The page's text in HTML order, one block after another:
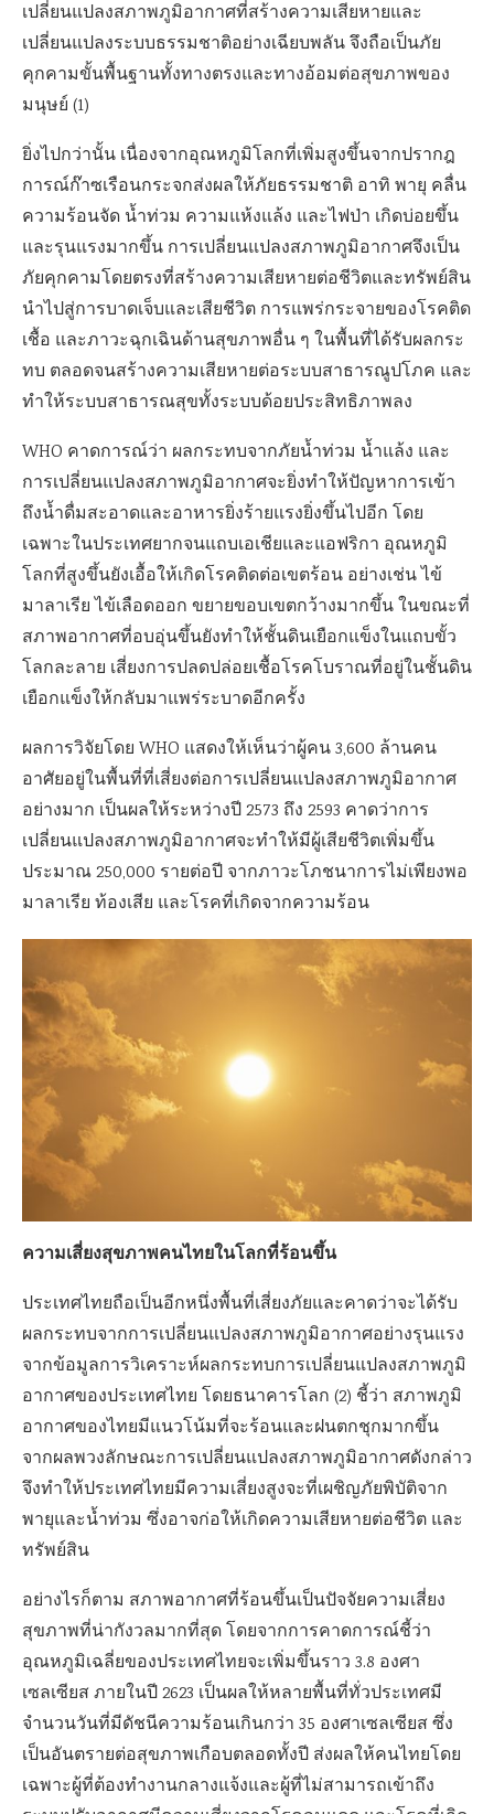
เปลี่ยนแปลงสภาพภูมิอากาศที่สร้างความเสียหายและ
เปลี่ยนแปลงระบบธรรมชาติอย่างเฉียบพลัน จึงถือเป็นภัย
คุกคามขั้นพื้นฐานทั้งทางตรงและทางอ้อมต่อสุขภาพของ
มนุษย์ (1)
ยิ่งไปกว่านั้น เนื่องจากอุณหภูมิโลกที่เพิ่มสูงขึ้นจากปรากฎ
การณ์ก๊าซเรือนกระจกส่งผลให้ภัยธรรมชาติ อาทิ พายุ คลื่น
ความร้อนจัด น้ำท่วม ความแห้งแล้ง และไฟป่า เกิดบ่อยขึ้น
และรุนแรงมากขึ้น การเปลี่ยนแปลงสภาพภูมิอากาศจึงเป็น
ภัยคุกคามโดยตรงที่สร้างความเสียหายต่อชีวิตและทรัพย์สิน
นำไปสู่การบาดเจ็บและเสียชีวิต การแพร่กระจายของโรคติด
เชื้อ และภาวะฉุกเฉินด้านสุขภาพอื่น ๆ ในพื้นที่ได้รับผลกระ
ทบ ตลอดจนสร้างความเสียหายต่อระบบสาธารณูปโภค และ
ทำให้ระบบสาธารณสุขทั้งระบบด้อยประสิทธิภาพลง
WHO คาดการณ์ว่า ผลกระทบจากภัยน้ำท่วม น้ำแล้ง และ
การเปลี่ยนแปลงสภาพภูมิอากาศจะยิ่งทำให้ปัญหาการเข้า
ถึงน้ำดื่มสะอาดและอาหารยิ่งร้ายแรงยิ่งขึ้นไปอีก โดย
เฉพาะในประเทศยากจนแถบเอเชียและแอฟริกา อุณหภูมิ
โลกที่สูงขึ้นยังเอื้อให้เกิดโรคติดต่อเขตร้อน อย่างเช่น ไข้
มาลาเรีย ไข้เลือดออก ขยายขอบเขตกว้างมากขึ้น ในขณะที่
สภาพอากาศที่อบอุ่นขึ้นยังทำให้ชั้นดินเยือกแข็งในแถบขั้ว
โลกละลาย เสี่ยงการปลดปล่อยเชื้อโรคโบราณที่อยู่ในชั้นดิน
เยือกแข็งให้กลับมาแพร่ระบาดอีกครั้ง
ผลการวิจัยโดย WHO แสดงให้เห็นว่าผู้คน 3,600 ล้านคน
อาศัยอยู่ในพื้นที่ที่เสี่ยงต่อการเปลี่ยนแปลงสภาพภูมิอากาศ
อย่างมาก เป็นผลให้ระหว่างปี 2573 ถึง 2593 คาดว่าการ
เปลี่ยนแปลงสภาพภูมิอากาศจะทำให้มีผู้เสียชีวิตเพิ่มขึ้น
ประมาณ 250,000 รายต่อปี จากภาวะโภชนาการไม่เพียงพอ
มาลาเรีย ท้องเสีย และโรคที่เกิดจากความร้อน
ความเสี่ยงสุขภาพคนไทยในโลกที่ร้อนขึ้น
ประเทศไทยถือเป็นอีกหนึ่งพื้นที่เสี่ยงภัยและคาดว่าจะได้รับ
ผลกระทบจากการเปลี่ยนแปลงสภาพภูมิอากาศอย่างรุนแรง
จากข้อมูลการวิเคราะห์ผลกระทบการเปลี่ยนแปลงสภาพภูมิ
อากาศของประเทศไทย โดยธนาคารโลก (2) ชี้ว่า สภาพภูมิ
อากาศของไทยมีแนวโน้มที่จะร้อนและฝนตกชุกมากขึ้น
จากผลพวงลักษณะการเปลี่ยนแปลงสภาพภูมิอากาศดังกล่าว
จึงทำให้ประเทศไทยมีความเสี่ยงสูงจะที่เผชิญภัยพิบัติจาก
พายุและน้ำท่วม ซึ่งอาจก่อให้เกิดความเสียหายต่อชีวิต และ
ทรัพย์สิน
อย่างไรก็ตาม สภาพอากาศที่ร้อนขึ้นเป็นปัจจัยความเสี่ยง
สุขภาพที่น่ากังวลมากที่สุด โดยจากการคาดการณ์ชี้ว่า
อุณหภูมิเฉลี่ยของประเทศไทยจะเพิ่มขึ้นราว 3.8 องศา
เซลเซียส ภายในปี 2623 เป็นผลให้หลายพื้นที่ทั่วประเทศมี
จำนวนวันที่มีดัชนีความร้อนเกินกว่า 35 องศาเซลเซียส ซึ่ง
เป็นอันตรายต่อสุขภาพเกือบตลอดทั้งปี ส่งผลให้คนไทยโดย
เฉพาะผู้ที่ต้องทำงานกลางแจ้งและผู้ที่ไม่สามารถเข้าถึง